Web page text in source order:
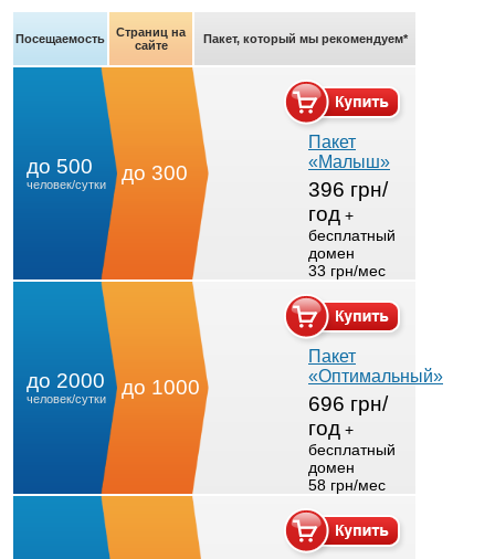
Посещаемость
Страниц на
сайте
Пакет, который мы рекомендуем*
до 500
человек/сутки до 300
Пакет
«Малыш»
396 грн/
год +
бесплатный
домен
33 грн/мес
до 2000
человек/сутки до 1000
Пакет
«Оптимальный»
696 грн/
год +
бесплатный
домен
58 грн/мес